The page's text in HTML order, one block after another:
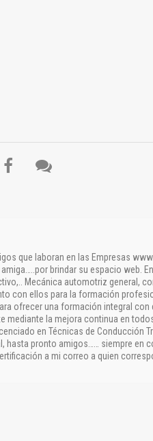
que laboran en las Empresas
brindar su espacio web.
Mecánica automotriz general,
con ellos para la formación
ofrecer una formación integral con
mediante la mejora continua en
en Técnicas de Conducción
hasta pronto amigos…… siempre en
a mi correo a quien